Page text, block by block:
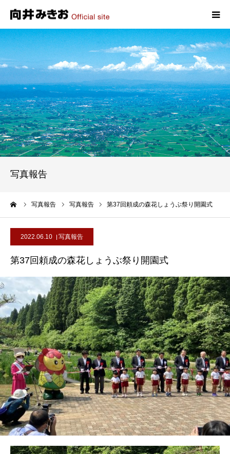
写真報告
写真報告 写真報告 第37回頼成の森花しょうぶ祭り開園式
2022.06.10 写真報告
第37回頼成の森花しょうぶ祭り開園式
HOME
プロフィール
政策
活動報告